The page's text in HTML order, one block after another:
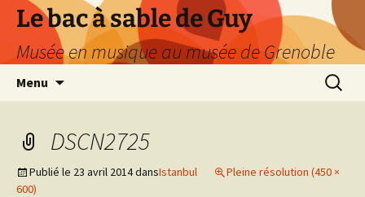
Le bac à sable de Guy
Musée en musique au musée de Grenoble
Menu
DSCN2725
Publié le 23 avril 2014dansIstanbul
Pleine résolution (450 ×
600)